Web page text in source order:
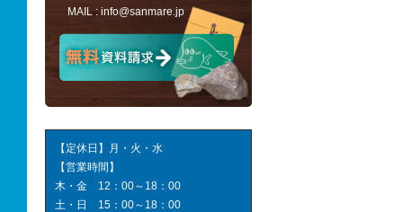
MAIL : info@sanmare.jp
【定休日】月・火・水
【営業時間】
木・金 12：00～18：00
土・日 15：00～18：00